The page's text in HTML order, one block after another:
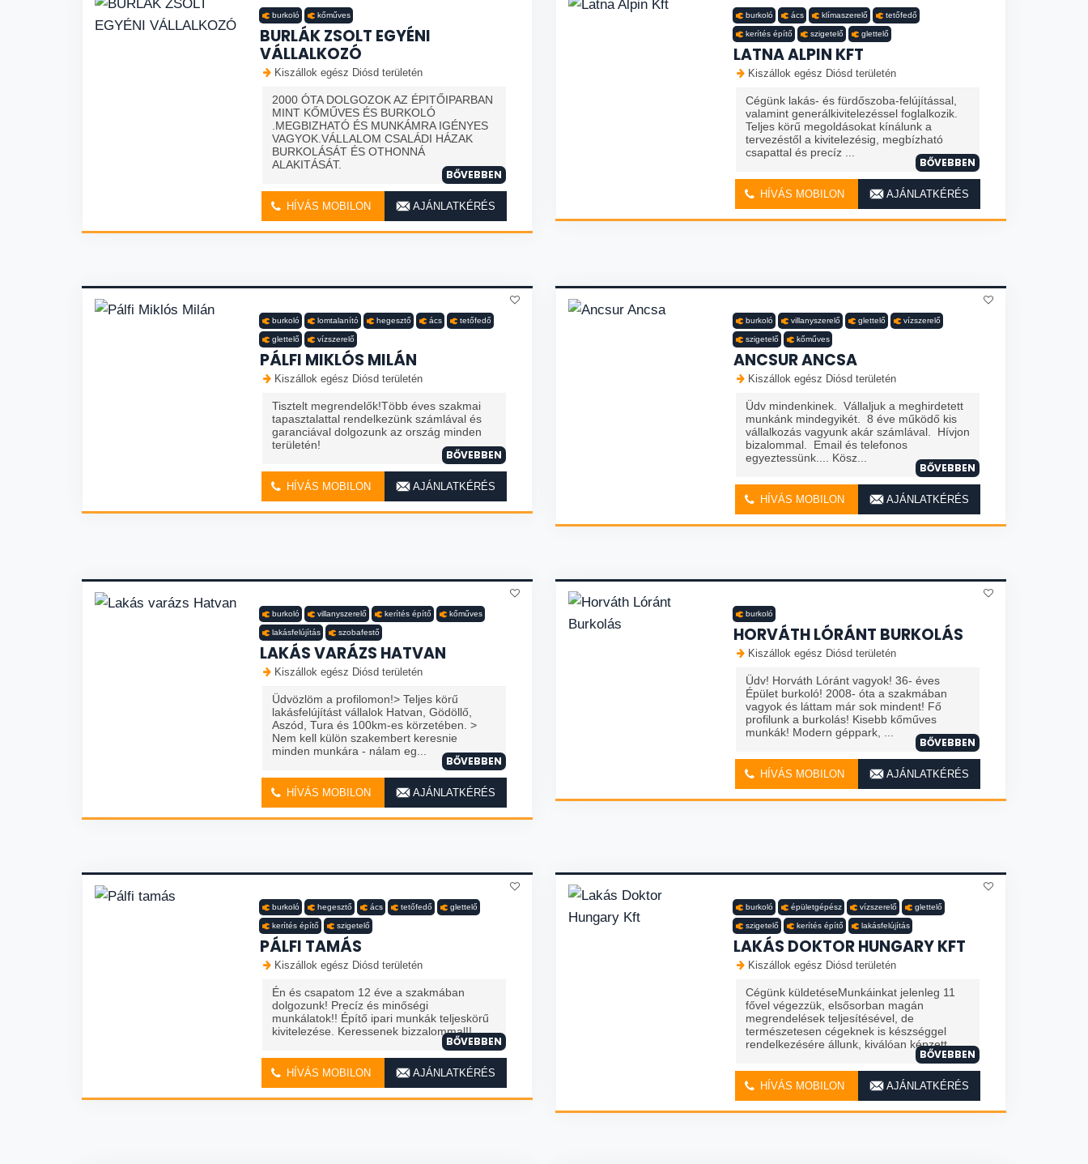
burkoló kőműves
BURLÁK ZSOLT EGYÉNI
VÁLLALKOZÓ
Kiszállok egész Diósd területén
2000 ÓTA DOLGOZOK AZ ÉPITŐIPARBAN
MINT KŐMŰVES ÉS BURKOLÓ
.MEGBIZHATÓ ÉS MUNKÁMRA IGÉNYES
VAGYOK.VÁLLALOM CSALÁDI HÁZAK
BURKOLÁSÁT ÉS OTHONNÁ
ALAKITÁSÁT.
BŐVEBBEN
HÍVÁS MOBILON AJÁNLATKÉRÉS
burkoló ács klímaszerelő tetőfedő
kerítés építő szigetelő glettelő
LATNA ALPIN KFT
Kiszállok egész Diósd területén
Cégünk lakás- és fürdőszoba-felújítással,
valamint generálkivitelezéssel foglalkozik.
Teljes körű megoldásokat kínálunk a
tervezéstől a kivitelezésig, megbízható
csapattal és precíz ...
BŐVEBBEN
HÍVÁS MOBILON AJÁNLATKÉRÉS
burkoló lomtalanító hegesztő ács tetőfedő
glettelő vízszerelő
PÁLFI MIKLÓS MILÁN
Kiszállok egész Diósd területén
Tisztelt megrendelők!Több éves szakmai
tapasztalattal rendelkezünk számlával és
garanciával dolgozunk az ország minden
területén!
BŐVEBBEN
HÍVÁS MOBILON AJÁNLATKÉRÉS
burkoló villanyszerelő glettelő vízszerelő
szigetelő kőműves
ANCSUR ANCSA
Kiszállok egész Diósd területén
Üdv mindenkinek. Vállaljuk a meghirdetett
munkánk mindegyikét. 8 éve működő kis
vállalkozás vagyunk akár számlával. Hívjon
bizalommal. Email és telefonos
egyeztessünk.... Kösz...
BŐVEBBEN
HÍVÁS MOBILON AJÁNLATKÉRÉS
burkoló villanyszerelő kerítés építő kőműves
lakásfelújítás szobafestő
LAKÁS VARÁZS HATVAN
Kiszállok egész Diósd területén
Üdvözlöm a profilomon!> Teljes körű
lakásfelújítást vállalok Hatvan, Gödöllő,
Aszód, Tura és 100km-es körzetében. >
Nem kell külön szakembert keresnie
minden munkára - nálam eg...
BŐVEBBEN
HÍVÁS MOBILON AJÁNLATKÉRÉS
burkoló
HORVÁTH LÓRÁNT BURKOLÁS
Kiszállok egész Diósd területén
Üdv! Horváth Lóránt vagyok! 36- éves
Épület burkoló! 2008- óta a szakmában
vagyok és láttam már sok mindent! Fő
profilunk a burkolás! Kisebb kőműves
munkák! Modern géppark, ...
BŐVEBBEN
HÍVÁS MOBILON AJÁNLATKÉRÉS
burkoló hegesztő ács tetőfedő glettelő
kerítés építő szigetelő
PÁLFI TAMÁS
Kiszállok egész Diósd területén
Én és csapatom 12 éve a szakmában
dolgozunk! Precíz és minőségi
munkálatok!! Építő ipari munkák teljeskörű
kivitelezése. Keressenek bizzalommal!!
BŐVEBBEN
HÍVÁS MOBILON AJÁNLATKÉRÉS
burkoló épületgépész vízszerelő glettelő
szigetelő kerítés építő lakásfelújítás
LAKÁS DOKTOR HUNGARY KFT
Kiszállok egész Diósd területén
Cégünk küldetéseMunkáinkat jelenleg 11
fővel végezzük, elsősorban magán
megrendelések teljesítésével, de
természetesen cégeknek is készséggel
rendelkezésére állunk, kiválóan képzett ...
BŐVEBBEN
HÍVÁS MOBILON AJÁNLATKÉRÉS